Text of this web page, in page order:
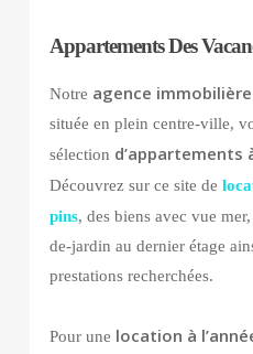
Appartements Des
Notre agence
située en plein centre-ville,
sélection d’appartements
Découvrez sur ce site de
pins, des biens avec vue
de-jardin au dernier étage
prestations recherchées.
Pour une location à